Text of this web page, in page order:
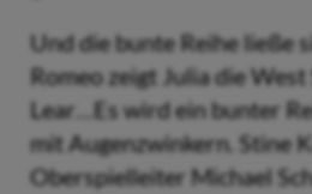
Und die bunte Reihe ließe
Romeo zeigt Julia die
Lear…Es wird ein bunter
mit Augenzwinkern. Stine
Oberspielleiter Michael